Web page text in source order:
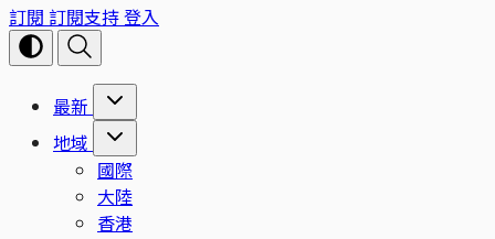
訂閱 訂閱支持登入
最新
地域
國際
大陸
香港